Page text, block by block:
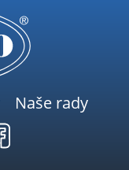
Naše rady